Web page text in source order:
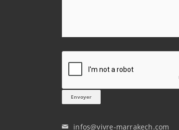
✉ infos@vivre-marrakech.com